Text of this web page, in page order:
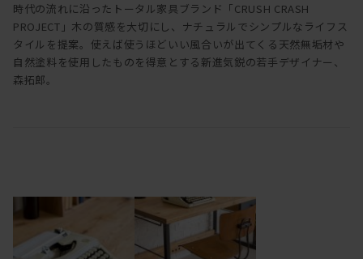
時代の流れに沿ったトータル家具ブランド「CRUSH CRASH
PROJECT」木の質感を大切にし、ナチュラルでシンプルなライフス
タイルを提案。使えば使うほどいい風合いが出てくる天然無垢材や
自然塗料を使用したものを得意とする新進気鋭の若手デザイナー、
森拓郎。